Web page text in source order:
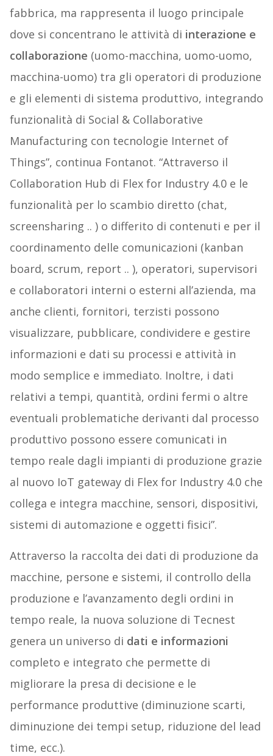
fabbrica, ma rappresenta il luogo principale
dove si concentrano le attività di interazione e
collaborazione (uomo-macchina, uomo-uomo,
macchina-uomo) tra gli operatori di produzione
e gli elementi di sistema produttivo, integrando
funzionalità di Social & Collaborative
Manufacturing con tecnologie Internet of
Things”, continua Fontanot. “Attraverso il
Collaboration Hub di Flex for Industry 4.0 e le
funzionalità per lo scambio diretto (chat,
screensharing .. ) o differito di contenuti e per il
coordinamento delle comunicazioni (kanban
board, scrum, report .. ), operatori, supervisori
e collaboratori interni o esterni all’azienda, ma
anche clienti, fornitori, terzisti possono
visualizzare, pubblicare, condividere e gestire
informazioni e dati su processi e attività in
modo semplice e immediato. Inoltre, i dati
relativi a tempi, quantità, ordini fermi o altre
eventuali problematiche derivanti dal processo
produttivo possono essere comunicati in
tempo reale dagli impianti di produzione grazie
al nuovo IoT gateway di Flex for Industry 4.0 che
collega e integra macchine, sensori, dispositivi,
sistemi di automazione e oggetti fisici”.
Attraverso la raccolta dei dati di produzione da
macchine, persone e sistemi, il controllo della
produzione e l’avanzamento degli ordini in
tempo reale, la nuova soluzione di Tecnest
genera un universo di dati e informazioni
completo e integrato che permette di
migliorare la presa di decisione e le
performance produttive (diminuzione scarti,
diminuzione dei tempi setup, riduzione del lead
time, ecc.).